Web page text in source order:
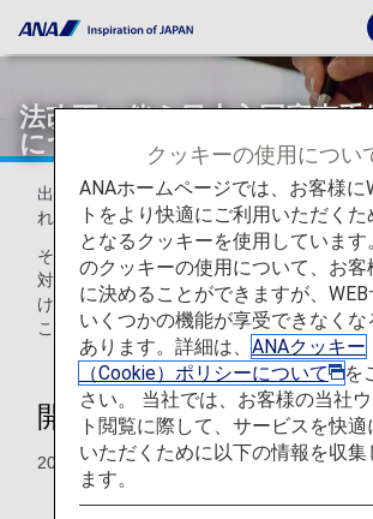
法改正に伴う日本入国審査
について
出入国管理及び難民認定法の一部を改正する
れ、テロの未然防止のための規定が整備さ
その一環として、入国審査時に個人識別情
対策が実施されることになり、個人識別情
けられている外国人のお客様は、指紋及び
ことになりました。
開始日
2007年11月20日より
クッキーの使用につい
ANAホームページでは、お客様に
トをより快適にご利用いただく
となるクッキーを使用しています
のクッキーの使用について、お客
に決めることができますが、
いくつかの機能が享受できなくな
あります。詳細は、 ANAクッキー
（Cookie）ポリシーについて
を
さい。 当社では、お客様の当社
ト閲覧に際して、サービスを快適
いただくために以下の情報を収集
ます。